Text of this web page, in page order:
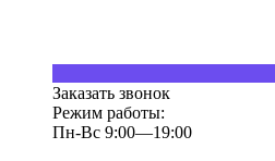
Заказать звонок
Режим работы:
Пн-Вс 9:00—19:00